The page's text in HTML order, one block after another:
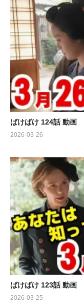
ばけばけ 124話 動画
2026-03-26
ばけばけ 123話 動画
2026-03-25